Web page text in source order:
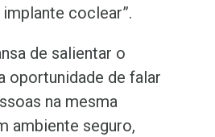
coclear”.
de salientar o
oportunidade de falar
na mesma
ambiente seguro,